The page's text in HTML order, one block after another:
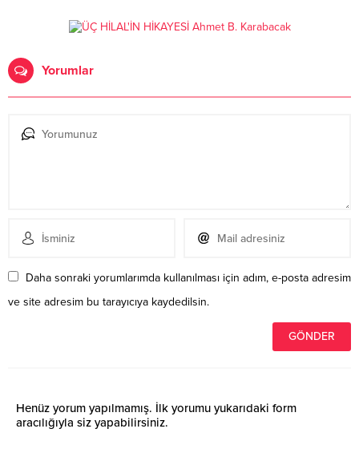
Yorumlar
Daha sonraki yorumlarımda kullanılması için adım, e-posta adresim
ve site adresim bu tarayıcıya kaydedilsin.
Henüz yorum yapılmamış. İlk yorumu yukarıdaki form
aracılığıyla siz yapabilirsiniz.